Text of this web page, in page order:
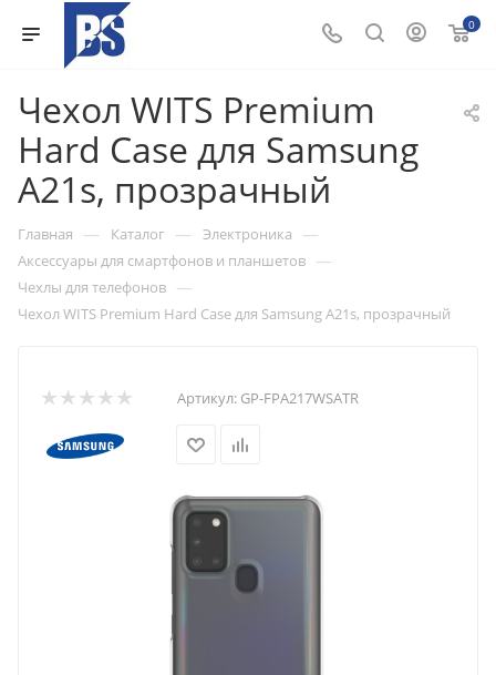
0
Чехол WITS Premium
Hard Case для Samsung
A21s, прозрачный
Главная — Каталог — Электроника —
Аксессуары для смартфонов и планшетов —
Чехлы для телефонов —
Чехол WITS Premium Hard Case для Samsung A21s, прозрачный
Артикул: GP-FPA217WSATR